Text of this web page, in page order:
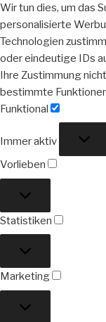
Wir tun dies, um das
personalisierte
Technologien
oder eindeutige IDs
Ihre Zustimmung
bestimmte
Funktional
Immer aktiv
Vorlieben
Statistiken
Marketing